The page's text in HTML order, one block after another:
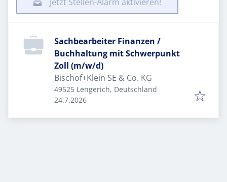
Sachbearbeiter Finanzen /
Buchhaltung mit Schwerpunkt
Zoll (m/w/d)
Bischof+Klein SE & Co. KG
49525 Lengerich, Deutschland
Veröffentlicht
24.7.2026